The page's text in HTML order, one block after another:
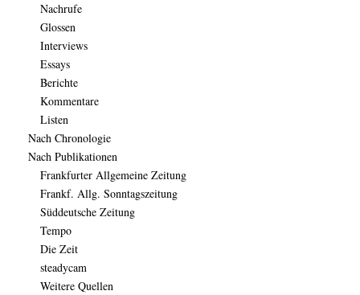
Nachrufe
Glossen
Interviews
Essays
Berichte
Kommentare
Listen
Nach Chronologie
Nach Publikationen
Frankfurter Allgemeine Zeitung
Frankf. Allg. Sonntagszeitung
Süddeutsche Zeitung
Tempo
Die Zeit
steadycam
Weitere Quellen